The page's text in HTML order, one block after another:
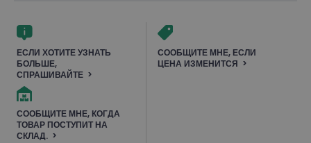
ЕСЛИ ХОТИТЕ УЗНАТЬ
БОЛЬШЕ,
СПРАШИВАЙТЕ
СООБЩИТЕ МНЕ, ЕСЛИ
ЦЕНА ИЗМЕНИТСЯ
СООБЩИТЕ МНЕ, КОГДА
ТОВАР ПОСТУПИТ НА
СКЛАД.